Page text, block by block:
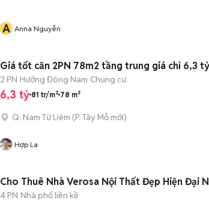
A Anna Nguyễn
Giá tốt căn 2PN 78m2 tầng trung giá chỉ 6,3
2 PN Hướng Đông Nam Chung cư
6,3 tỷ 81 tr/m² 78 m²
Q. Nam Từ Liêm (P. Tây Mỗ mới)
Hợp La
Cho Thuê Nhà Verosa Nội Thất Đẹp Hiện Đại
4 PN Nhà phố liền kề